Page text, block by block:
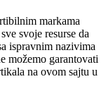
markama
svoje resurse da
ispravnim nazivima
možemo garantovati
na ovom sajtu u